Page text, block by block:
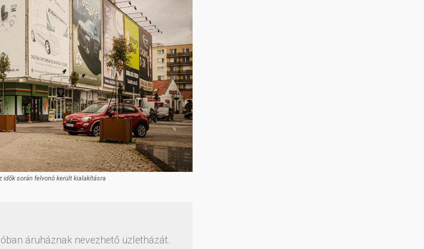
idők során felvonó került kialakításra
áruháznak nevezhető üzletházát.